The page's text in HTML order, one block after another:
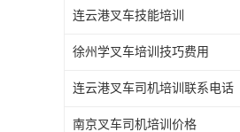
连云港叉车技能培训
徐州学叉车培训技巧费用
连云港叉车司机培训联系电话
南京叉车司机培训价格